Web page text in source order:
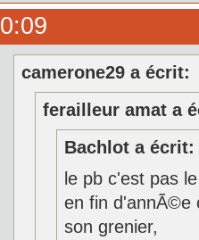
camerone29 a écrit:
ferailleur amat a
Bachlot a écrit:
le pb c'est pas
en fin d'annÃ©e
son grenier,